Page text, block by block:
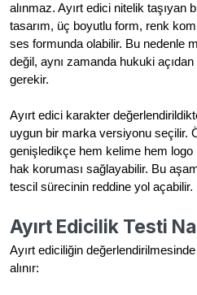
alınmaz. Ayırt edici nitelik taşıyan
tasarım, üç boyutlu form, renk
ses formunda olabilir. Bu nedenle
değil, aynı zamanda hukuki
gerekir.
Ayırt edici karakter
uygun bir marka versiyonu seçilir.
genişledikçe hem kelime hem
hak koruması sağlayabilir. Bu
tescil sürecinin reddine yol açabilir.
Ayırt Edicilik Testi
Ayırt ediciliğin
alınır: